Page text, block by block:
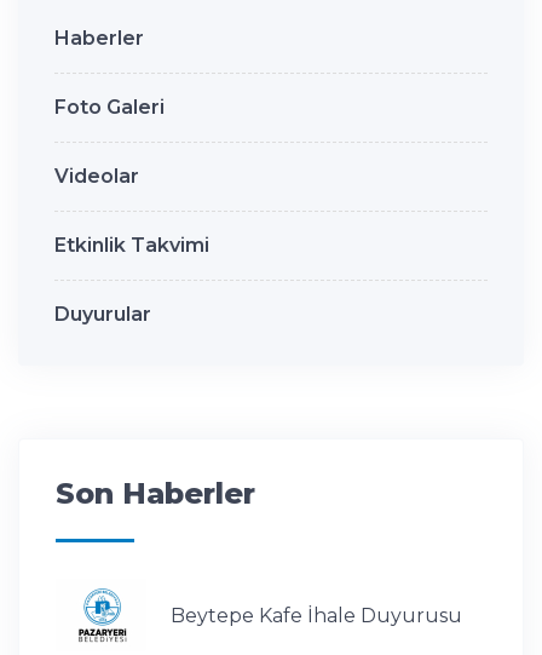
Haberler
Foto Galeri
Videolar
Etkinlik Takvimi
Duyurular
Son Haberler
Beytepe Kafe İhale Duyurusu